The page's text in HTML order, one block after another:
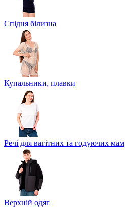
Спідня білизна
Купальники, плавки
Речі для вагітних та годуючих мам
Верхній одяг